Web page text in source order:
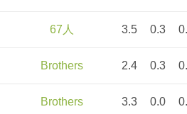
67人 3.5 0.3
Brothers 2.4 0.3
Brothers 3.3 0.0